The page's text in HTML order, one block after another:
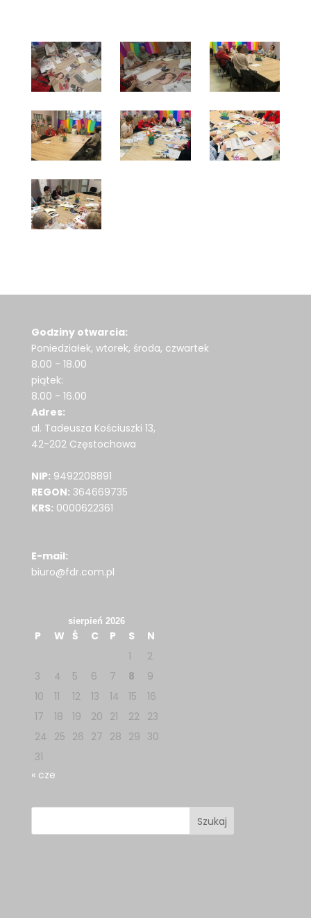
Godziny otwarcia:
Poniedziałek, wtorek, środa, czwartek
8.00 - 18.00
piątek:
8.00 - 16.00
Adres:
al. Tadeusza Kościuszki 13,
42-202 Częstochowa
NIP: 9492208891
REGON: 364669735
KRS: 0000622361
E-mail:
biuro@fdr.com.pl
sierpień 2026
P W Ś C P S
N
1
2
3
4 5 6 7 8
9
10
11 12 13 14 15
16
17
18 19 20 21 22
23
24 25 26 27 28 29 30
31
« cze